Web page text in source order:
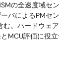
の全速度域セ
バによるPMセ
。ハードウェ
MCU評価に役立